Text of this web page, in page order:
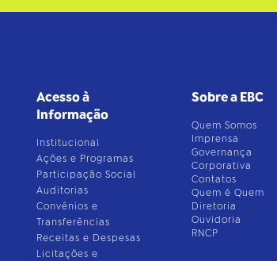
Acesso à
Informação
Institucional
Ações e Programas
Participação Social
Auditorias
Convênios e
Transferências
Receitas e Despesas
Licitações e
Sobre a EBC
Quem Somos
Imprensa
Governança
Corporativa
Contatos
Quem é Quem
Diretoria
Ouvidoria
RNCP